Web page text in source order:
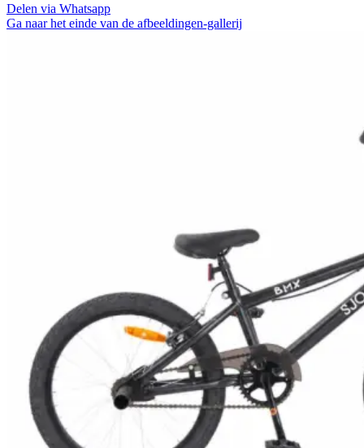
Delen via Whatsapp
Ga naar het einde van de afbeeldingen-gallerij